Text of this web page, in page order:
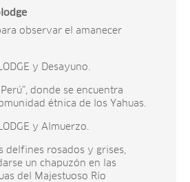
observar el amanecer
y Desayuno.
donde se encuentra
étnica de los Yahuas.
y Almuerzo.
delfines rosados y grises,
un chapuzón en las
del Majestuoso Río